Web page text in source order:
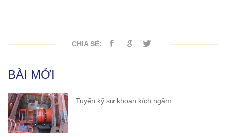
CHIA SẺ:
BÀI MỚI
Tuyển kỹ sư khoan kích ngầm